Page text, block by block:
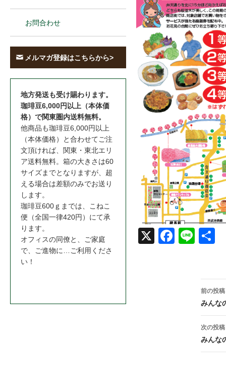
Face
Line
投
稿
ナ
ビ
前の投稿
みんな
次の投稿
みんな
お問合わせ
メルマガ登録はこちらから>
地方発送も受け賜わります。
珈琲豆6,000円以上（本体価
格）で関東圏内送料無料。
他商品も珈琲豆6,000円以上
（本体価格）と合わせてご注
文頂ければ、関東・東北エリ
ア送料無料。箱の大きさは60
サイズまでとなりますが、超
える場合は差額のみでお送り
します。
珈琲豆600ｇまでは、こねこ
便（全国一律420円）にて承
ります。
オフィスの同僚と、ご家庭
で、ご進物に…ご利用くださ
い！